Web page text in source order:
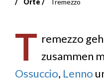
Orte
Tremezzo
T remezzo
zusammen
Ossuccio, Lenno